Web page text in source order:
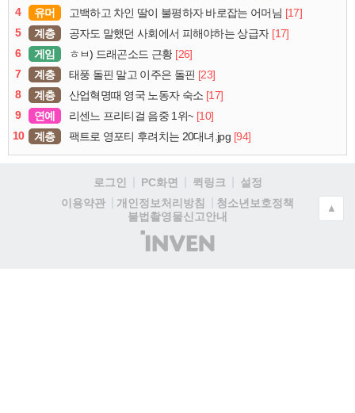
4
유머 고백하고 차인 딸이 불평하자 바로잡는 어머님 [17]
5
계층 공자도 말했던 사회에서 피해야하는 상급자 [17]
6
게임 ㅎㅂ) 드래곤소드 근황 [26]
7
계층 태풍 돌핀 말고 이주은 돌핀 [23]
8
계층 산업혁명때 영국 노동자 숙소 [17]
9
연예 리센느 프리티걸 음중 1위~ [10]
10
계층 팩트로 영포티 후려치는 20대녀.jpg [94]
로그인 PC화면 퀵링크
설정
이용약관
개인정보처리방침
청소년보호정책
불법촬영물신고안내
(주)
인
▲